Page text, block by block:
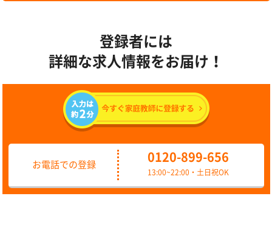
登録者には
詳細な求人情報をお届け！
お電話での登録
0120-899-656
13:00~22:00・土日祝OK